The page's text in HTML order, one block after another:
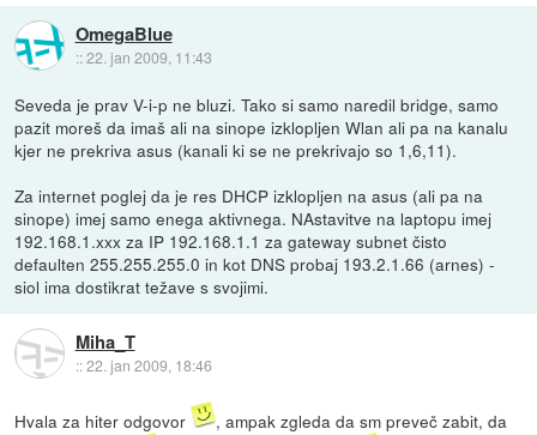
OmegaBlue
::22. jan 2009, 11:43
Seveda je prav V-i-p ne bluzi. Tako si samo naredil bridge, samo
pazit moreš da imaš ali na sinope izklopljen Wlan ali pa na kanalu
kjer ne prekriva asus (kanali ki se ne prekrivajo so 1,6,11).
Za internet poglej da je res DHCP izklopljen na asus (ali pa na
sinope) imej samo enega aktivnega. NAstavitve na laptopu imej
192.168.1.xxx za IP 192.168.1.1 za gateway subnet čisto
defaulten 255.255.255.0 in kot DNS probaj 193.2.1.66 (arnes) -
siol ima dostikrat težave s svojimi.
Miha_T
::22. jan 2009, 18:46
Hvala za hiter odgovor
, ampak zgleda da sm preveč zabit, da